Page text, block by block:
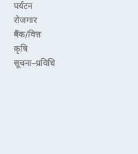
पर्यटन
रोजगार
बैंक/वित्त
कृषि
सूचना–प्रविधि